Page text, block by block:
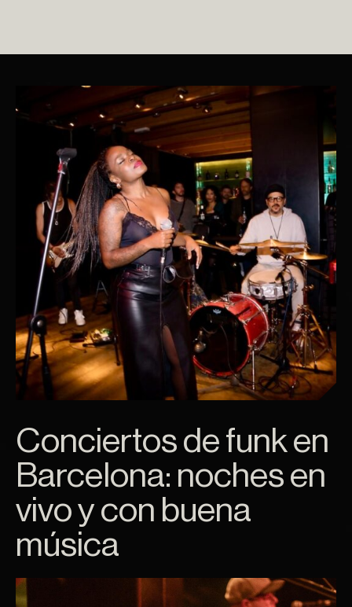
Conciertos de funk en
Barcelona: noches en
vivo y con buena
música